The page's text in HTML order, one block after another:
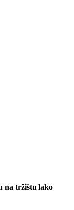
na tržištu lako